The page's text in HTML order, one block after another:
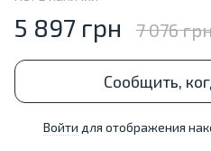
5 897 грн 7 076
Сообщить,
Войти для отображения